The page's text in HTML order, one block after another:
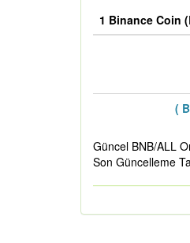
1 Binance Coin
(
Güncel BNB/ALL
Son Güncelleme